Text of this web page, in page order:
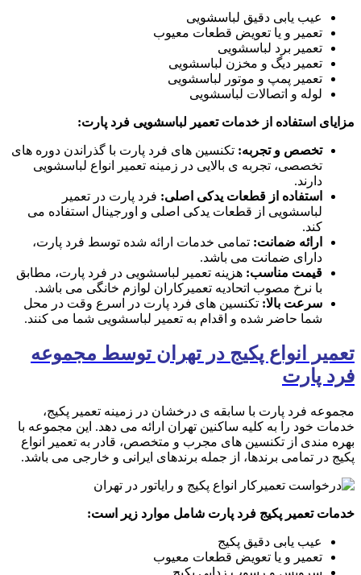
عیب یابی دقیق لباسشویی
تعمیر و یا تعویض قطعات معیوب
تعمیر برد لباسشویی
تعمیر دیگ و مخزن لباسشویی
تعمیر پمپ و موتور لباسشویی
لوله و اتصالات لباسشویی
مزایای استفاده از خدمات تعمیر لباسشویی فرد پارت:
تخصص و تجربه: تکنسین های فرد پارت با گذراندن دوره های
تخصصی، تجربه ی بالایی در زمینه تعمیر انواع لباسشویی
دارند.
استفاده از قطعات یدکی اصلی: فرد پارت در تعمیر
لباسشویی از قطعات یدکی اصلی و اورجینال استفاده می
کند.
ارائه ضمانت: تمامی خدمات ارائه شده توسط فرد پارت،
دارای ضمانت می باشد.
قیمت مناسب: هزینه تعمیر لباسشویی در فرد پارت، مطابق
با نرخ مصوب اتحادیه تعمیرکاران لوازم خانگی می باشد.
سرعت بالا: تکنسین های فرد پارت در اسرع وقت در محل
شما حاضر شده و اقدام به تعمیر لباسشویی شما می کنند.
تعمیر انواع پکیج در تهران توسط مجموعه
فرد پارت
مجموعه فرد پارت با سابقه ی درخشان در زمینه تعمیر پکیج،
خدمات خود را به کلیه ساکنین تهران ارائه می دهد. این مجموعه با
بهره مندی از تکنسین های مجرب و متخصص، قادر به تعمیر انواع
پکیج در تمامی برندها، از جمله برندهای ایرانی و خارجی می باشد.
خدمات تعمیر پکیج فرد پارت شامل موارد زیر است:
عیب یابی دقیق پکیج
تعمیر و یا تعویض قطعات معیوب